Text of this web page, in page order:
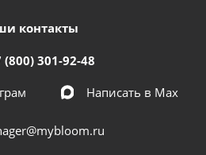
контакты
(800) 301-92-48
Написать в Мах